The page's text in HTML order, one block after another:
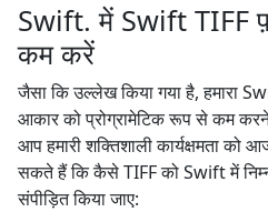
Swift. में Swift TIFF
कम करें
जैसा कि उल्लेख किया गया है, हमारा
आकार को प्रोग्रामेटिक रूप से कम
आप हमारी शक्तिशाली कार्यक्षमता
सकते हैं कि कैसे TIFF को Swift में
संपीड़ित किया जाए: